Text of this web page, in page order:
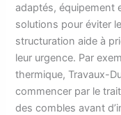
adaptés, équipement
solutions pour éviter
structuration aide à
leur urgence. Par
thermique, Travaux-
commencer par le
des combles avant